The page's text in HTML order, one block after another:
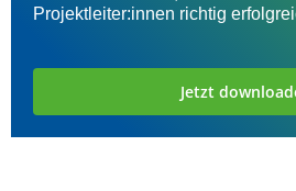
Projektleiter:innen richtig
Jetzt